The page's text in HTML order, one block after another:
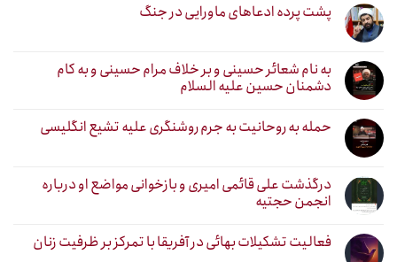
پشت پرده ادعاهای ماورایی در جنگ
به نام شعائر حسینی و بر خلاف مرام حسینی و به کام
دشمنان حسین علیه السلام
حمله به روحانیت به جرم روشنگری علیه تشیع انگلیسی
درگذشت علی قائمی امیری و بازخوانی مواضع او درباره
انجمن حجتیه
فعالیت تشکیلات بهائی در آفریقا با تمرکز بر ظرفیت زنان